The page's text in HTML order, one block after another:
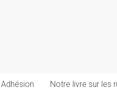
Notre livre sur les